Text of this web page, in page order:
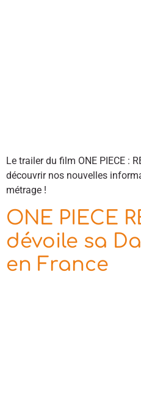
Le trailer du film ONE PIECE :
découvrir nos nouvelles
métrage !
ONE PIECE
dévoile sa
en France